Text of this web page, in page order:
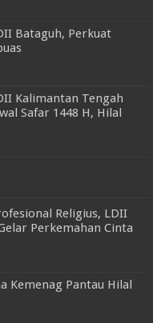
Bataguh, Perkuat
Kalimantan Tengah
Safar 1448 H, Hilal
Religius, LDII
Perkemahan Cinta
Kemenag Pantau Hilal